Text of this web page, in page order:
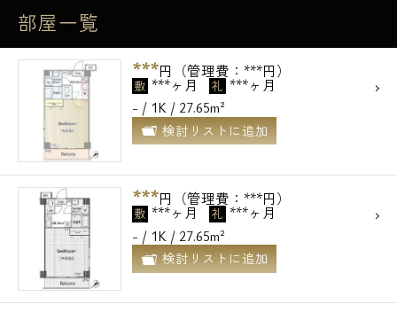
部屋一覧
***円（管理費：***円）
敷 ***ヶ月 礼 ***ヶ月
- / 1K / 27.65m²
検討リストに追加
***円（管理費：***円）
敷 ***ヶ月 礼 ***ヶ月
- / 1K / 27.65m²
検討リストに追加